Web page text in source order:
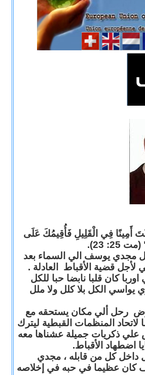
أَمِينًا فِي الْقَلِيلِ فَأُقِيمُكَ عَلَى
23).
مجدي يوسف الي السماء بعد
قضية الأقباط العادلة .
كان قلبا نابضا حبا للكل
يواسي الكل بلا كلل ولا ملل
رحل ألي مكان يستحقه مع
المنظمات القبطية ليترك
علي ذكريات جميلة عشناها معه
اضطهاد الأقباط.
داخل كل من قابله ، مجدي
عظيما في حبه في إخلاصه